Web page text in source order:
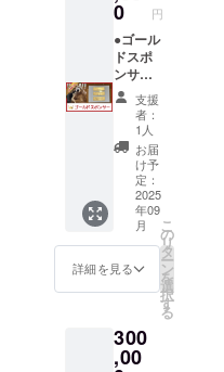
肉 内
30g 賞
味期
限：容
器包装
上に記
載 保存
方法：
開封後
は冷暗
所に保
管し、
早めに
下さい
原材料
の食品
表示は
方法：
直射日
光·高温
多湿を
避け､保
存して
くださ
い。 ・
地元魚
屋 秋
田の鰍
（いな
だ）
ジャー
キー 原
材料：
内容
量：45g
コ・カ
シス・
麹み
そ・甘
酒 賞味
期限：
枠外に
記載 保
存方
法：冷
暗所保
店内カ
ウン
ター横
掲示期
間：掲
示より1
年間 備
考欄に
プレー
トに記
載を希
望する
貴社
（また
は個
人）の
お名前
入くだ
さい。
0 円
●ゴール
ドスポ
ンサー
になっ
ていた
だきま
す。 お
名前を
記載し
たプ
レート
を掲示
いたし
ます。
サイ
ズ：
19.5×6c
m 掲示
箇所：
支援
者：
1人
お届
け予
定：
2025
年09
月
詳細を見る
こ
の
リ
タ
ー
ン
を
選
択
す
る
300
,00